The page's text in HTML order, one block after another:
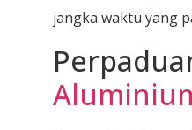
jangka waktu yang